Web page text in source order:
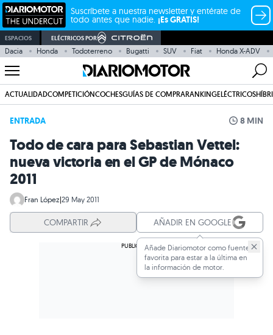
Suscríbete a nuestra newsletter y entérate de
todo antes que nadie. ¡Es GRATIS!
ESPACIOS ELÉCTRICOS POR
Dacia Honda Todoterreno Bugatti SUV Fiat Honda X-ADV
ACTUALIDADCOMPETICIÓNCOCHESGUÍAS DE COMPRARANKINGELÉCTRICOS
ENTRADA 8 MIN
Todo de cara para Sebastian Vettel:
nueva victoria en el GP de Mónaco
2011
Fran López|29 May 2011
COMPARTIR AÑADIR EN GOOGLE
Añade Diariomotor como fuente
favorita para estar a la última en
la información de motor.